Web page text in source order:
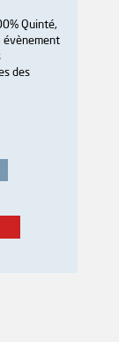
Quinté,
évènement
des